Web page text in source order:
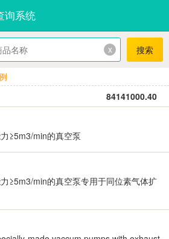
询系统
x 搜索
84141000.40
≥5m3/min的真空泵
≥5m3/min的真空泵专用于同位素气体扩